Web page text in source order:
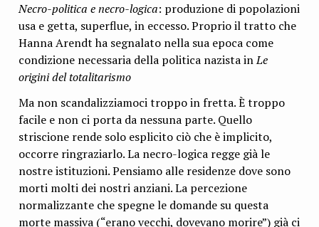
Necro-politica e necro-logica: produzione di popolazioni
usa e getta, superflue, in eccesso. Proprio il tratto che
Hanna Arendt ha segnalato nella sua epoca come
condizione necessaria della politica nazista inLe
origini del totalitarismo
Ma non scandalizziamoci troppo in fretta. È troppo
facile e non ci porta da nessuna parte. Quello
striscione rende solo esplicito ciò che è implicito,
occorre ringraziarlo. La necro-logica regge già le
nostre istituzioni. Pensiamo alle residenze dove sono
morti molti dei nostri anziani. La percezione
normalizzante che spegne le domande su questa
morte massiva (“erano vecchi, dovevano morire”) già ci